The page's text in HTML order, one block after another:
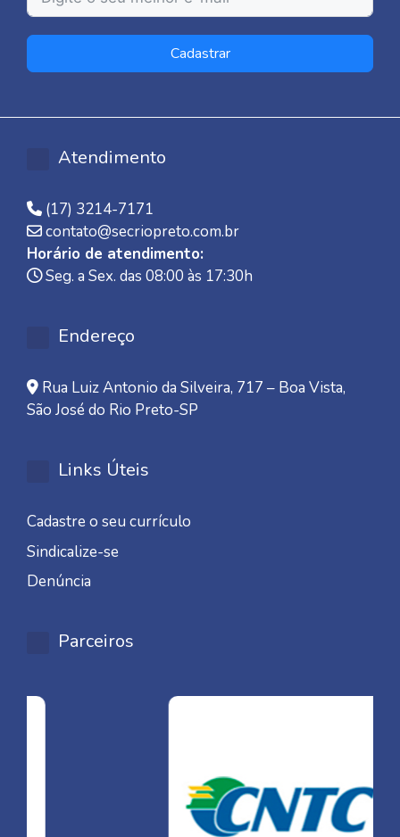
Cadastrar
Atendimento
(17) 3214-7171
contato@secriopreto.com.br
Horário de atendimento:
Seg. a Sex. das 08:00 às 17:30h
Endereço
Rua Luiz Antonio da Silveira, 717 – Boa Vista,
São José do Rio Preto-SP
Links Úteis
Cadastre o seu currículo
Sindicalize-se
Denúncia
Parceiros